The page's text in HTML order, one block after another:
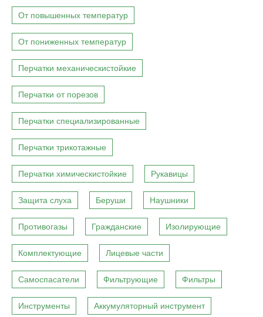
От повышенных температур
От пониженных температур
Перчатки механическистойкие
Перчатки от порезов
Перчатки специализированные
Перчатки трикотажные
Перчатки химическистойкие Рукавицы
Защита слуха Беруши Наушники
Противогазы Гражданские Изолирующие
Комплектующие Лицевые части
Самоспасатели Фильтрующие Фильтры
Инструменты Аккумуляторный инструмент